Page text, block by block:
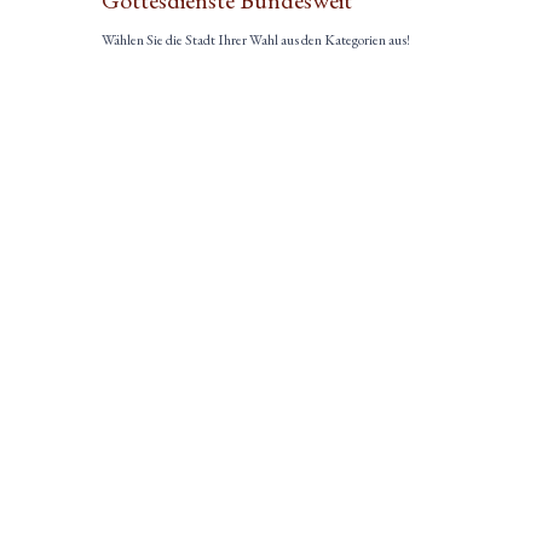
Wählen Sie die Stadt Ihrer Wahl aus den Kategorien aus!